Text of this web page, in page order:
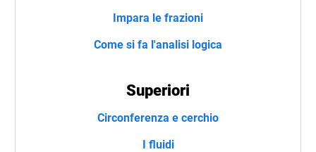
Impara le frazioni
Come si fa l'analisi logica
Superiori
Circonferenza e cerchio
I fluidi